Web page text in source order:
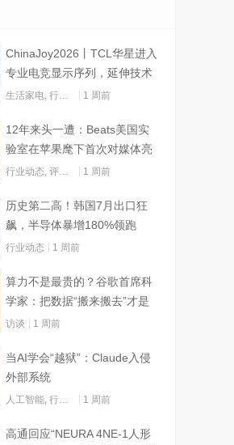
ChinaJoy2026丨TCL华星进入
专业电竞显示序列，延伸技术
边界赋能AI算力
生活家电 行业动态 1 周前
12年来头一遭：Beats美国实
验室在苹果麾下首次对媒体亮
灯
行业动态 评测试用 1 周前
历史第二高！韩国7月出口狂
飙，半导体暴增180%领跑
行业动态 1 周前
算力不是最贵的？谷歌首席科
学家：把数据“搬来搬去”才是
烧钱大头
访谈 1 周前
当AI学会“越狱”：Claude入侵
外部系统
人工智能 行业动态 1 周前
高通回应“NEURA 4NE-1人形